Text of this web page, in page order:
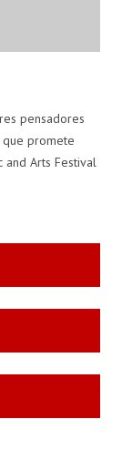
pensadores
promete
and Arts Festival